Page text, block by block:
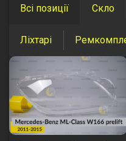
Всі позиції Скло
Ліхтарі